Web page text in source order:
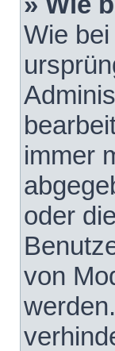
Wie
immer
oder
von